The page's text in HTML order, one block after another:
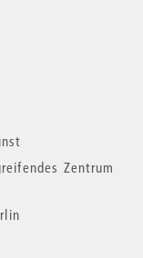
Zentrum